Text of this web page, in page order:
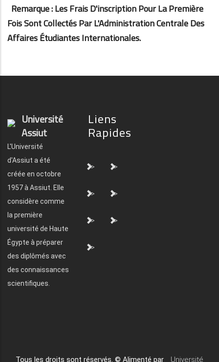
Remarque : Les Frais D'inscription Pour La Première
Fois Sont Collectés Par L'Administration Centrale Des
Affaires Étudiantes Internationales.
Université
Assiut
L'Université
d'Assiut a été
créée en octobre
1957 à Assiut. Elle
considère comme
la première
université de Haute
Égypte à préparer
des diplômés avec
des connaissances
scientifiques.
Liens
Rapides
"> ">
"> ">
"> ">
">
Tous les droits sont réservés. © Alimenté par Université